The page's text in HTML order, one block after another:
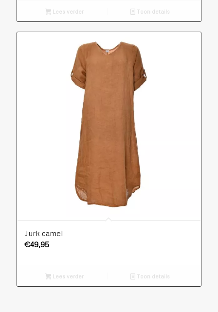
Lees verder Toon details
Jurk camel
€49,95
Lees verder Toon details